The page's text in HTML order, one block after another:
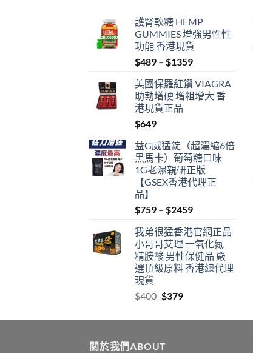
護腎軟糖 HEMP
GUMMIES 增強男性性
功能 香港現貨
$489 – $1359Price
$489
through
美國保羅紅鑽 VIAGRA
助勃增硬 增粗增大 香
港現貨正品
$649
益G威猛錠（超濃縮6倍
黑馬卡）葡萄糖口味
1G老濕親研正版
【GSEX香港代理正
品】
$759 – $2459Price
$759
through
$2459
我弟很猛香港官網正品
小哥哥艾理 一氧化氮
精胺酸 男性保健品 嚴
選頂級原料 香港總代理
現貨
$400 Original
was:
$379Current
is:
關於我們ABOUT